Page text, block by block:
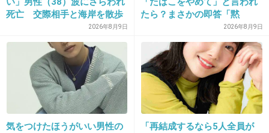
松井玲奈が愛知出身だから選ばれた？愛知限定だもんね。遠藤さんも演技上手
いから松井玲奈足引っ張りそうだけど遠藤さん優しそうだから優しく教えてあ
+15 -32
2014/05/04(日) 10:12:17
AKBもキャバクラみたいなもんだもんね。
死亡 交際相手と海岸を散歩
中 当時は波浪注意報 千葉・
いすみ市
2026年8月9日
たら？まさかの即答「黙
2026年8月9日
気をつけたほうがいい男性の
「再結成するなら5人全員が